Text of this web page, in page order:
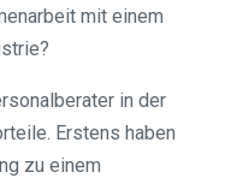
mit einem
in der
Erstens haben
zu einem